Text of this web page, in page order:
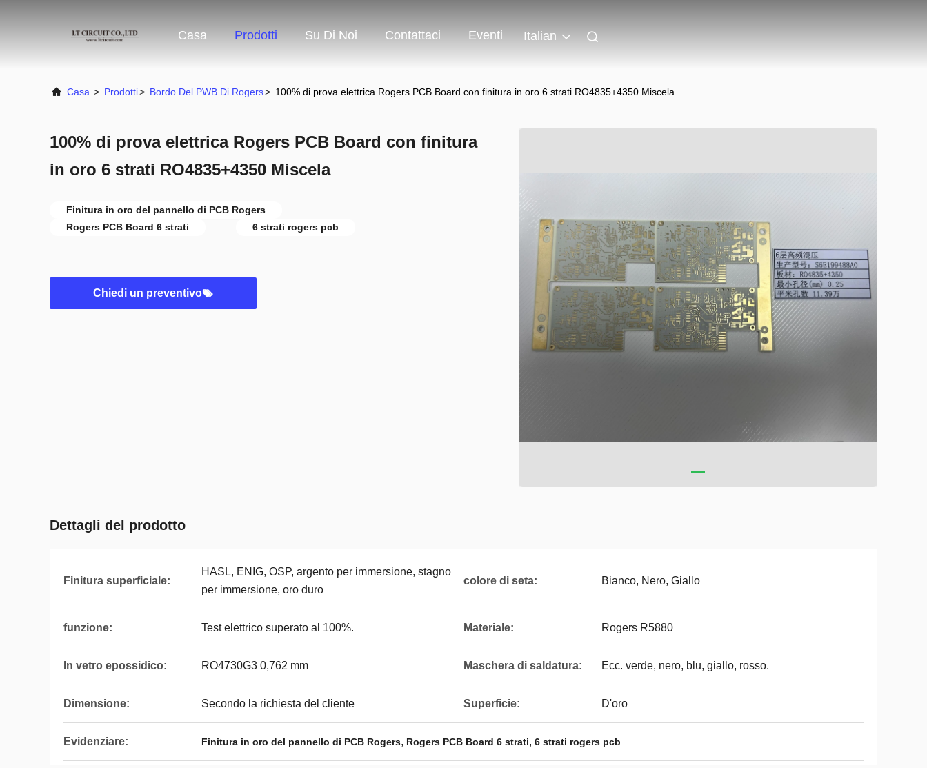
Casa Prodotti Su Di Noi Contattaci Eventi Italian
Casa. > Prodotti> Bordo Del PWB Di Rogers> 100% di prova elettrica Rogers PCB Board con finitura in oro 6 strati RO4835+4350 Miscela
100% di prova elettrica Rogers PCB Board con finitura
in oro 6 strati RO4835+4350 Miscela
Finitura in oro del pannello di PCB Rogers
Rogers PCB Board 6 strati
6 strati rogers pcb
Chiedi un preventivo
Dettagli del prodotto
Finitura superficiale:
HASL, ENIG, OSP, argento per immersione, stagno
per immersione, oro duro
colore di seta: Bianco, Nero, Giallo
funzione: Test elettrico superato al 100%. Materiale: Rogers R5880
In vetro epossidico: RO4730G3 0,762 mm Maschera di saldatura: Ecc. verde, nero, blu, giallo, rosso.
Dimensione: Secondo la richiesta del cliente Superficie: D'oro
Evidenziare: Finitura in oro del pannello di PCB Rogers, Rogers PCB Board 6 strati, 6 strati rogers pcb